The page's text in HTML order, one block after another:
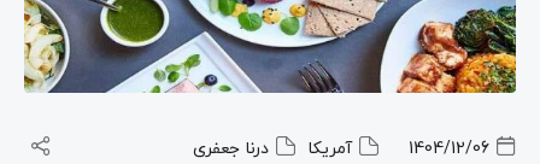
1404/12/06 آمریکا درنا جعفری